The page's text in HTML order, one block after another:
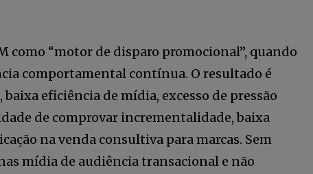
Seguidores
como “motor de disparo promocional”, quando
comportamental contínua. O resultado é
eficiência de mídia, excesso de pressão
de comprovar incrementalidade, baixa
na venda consultiva para marcas. Sem
mídia de audiência transacional e não